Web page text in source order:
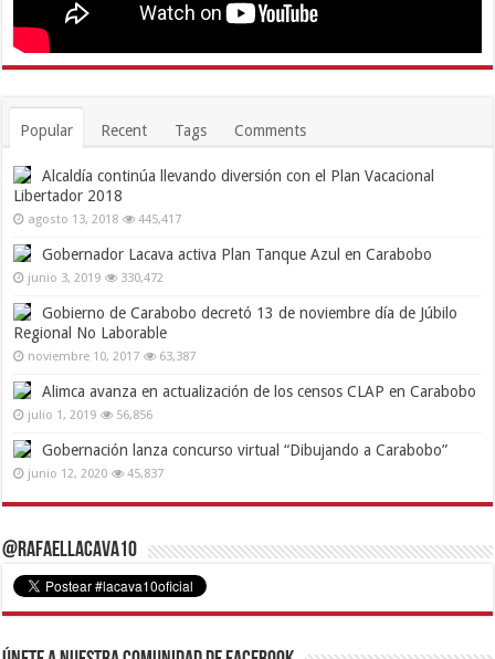
Popular Recent Tags Comments
Alcaldía continúa llevando diversión con el Plan Vacacional
Libertador 2018
agosto 13, 2018 445,417
Gobernador Lacava activa Plan Tanque Azul en Carabobo
junio 3, 2019 330,472
Gobierno de Carabobo decretó 13 de noviembre día de Júbilo
Regional No Laborable
noviembre 10, 2017 63,387
Alimca avanza en actualización de los censos CLAP en Carabobo
julio 1, 2019 56,856
Gobernación lanza concurso virtual “Dibujando a Carabobo”
junio 12, 2020 45,837
@RafaelLacava10